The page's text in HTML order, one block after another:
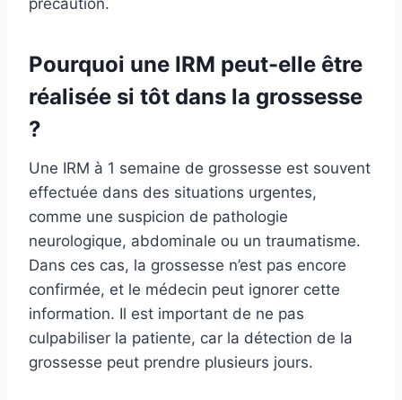
Pourquoi une IRM peut-elle être
réalisée si tôt dans la grossesse
?
Une IRM à 1 semaine de grossesse est souvent
effectuée dans des situations urgentes,
comme une suspicion de pathologie
neurologique, abdominale ou un traumatisme.
Dans ces cas, la grossesse n’est pas encore
confirmée, et le médecin peut ignorer cette
information. Il est important de ne pas
culpabiliser la patiente, car la détection de la
grossesse peut prendre plusieurs jours.